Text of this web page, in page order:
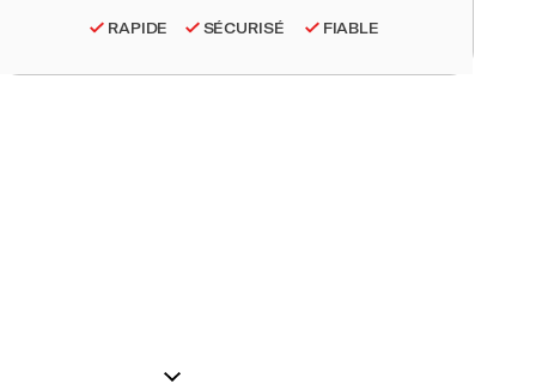
RAPIDE SÉCURISÉ FIABLE